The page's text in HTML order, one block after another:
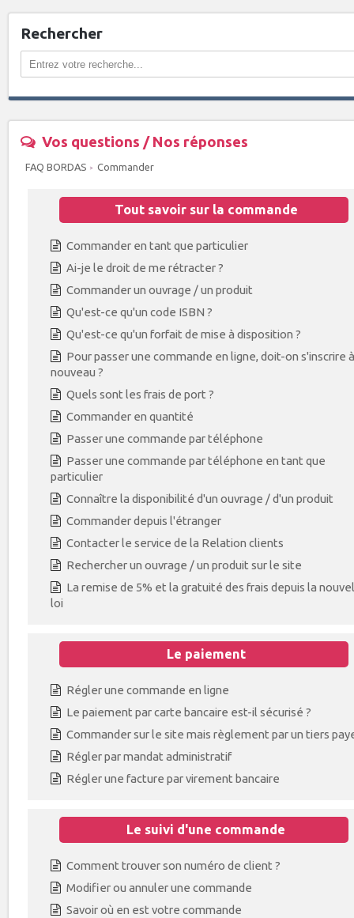
Rechercher
Vos questions / Nos réponses
FAQ BORDAS Commander
Tout savoir sur la commande
Commander en tant que particulier
Ai-je le droit de me rétracter ?
Commander un ouvrage / un produit
Qu'est-ce qu'un code ISBN ?
Qu'est-ce qu'un forfait de mise à disposition ?
Pour passer une commande en ligne, doit-on s'inscrire
nouveau ?
Quels sont les frais de port ?
Commander en quantité
Passer une commande par téléphone
Passer une commande par téléphone en tant que
particulier
Connaître la disponibilité d'un ouvrage / d'un produit
Commander depuis l'étranger
Contacter le service de la Relation clients
Rechercher un ouvrage / un produit sur le site
La remise de 5% et la gratuité des frais depuis la
loi
Le paiement
Régler une commande en ligne
Le paiement par carte bancaire est-il sécurisé ?
Commander sur le site mais règlement par un tiers
Régler par mandat administratif
Régler une facture par virement bancaire
Le suivi d'une commande
Comment trouver son numéro de client ?
Modifier ou annuler une commande
Savoir où en est votre commande